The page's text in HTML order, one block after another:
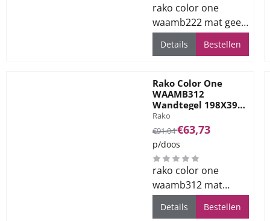
rako color one
waamb222 mat geel
19.8x39.8cm.
Levertijd ca. 2 weken.
Details Bestellen
Rako Color One
WAAMB312
Wandtegel 198X398
Beige Grey 7mm Mat
Merk:
Rako
Van 91,04 voor 63,73
€91,04€63,73
p/doos
rako color one
waamb312 mat
beige 19.8x39.8cm.
Levertijd ca. 2 weken.
Details Bestellen